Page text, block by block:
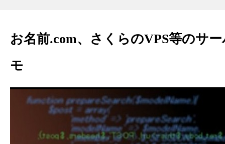
お名前.com、さくらのVPS等のサ
モ